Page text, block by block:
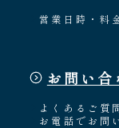
営業日時・料
お問い合
よくあるご質
お電話でお問